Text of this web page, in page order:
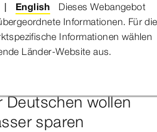
English
Dieses Webangebot
Informationen. Für die
Informationen wählen
Länder-Website aus.
Deutschland in
Deutschen wollen
sparen